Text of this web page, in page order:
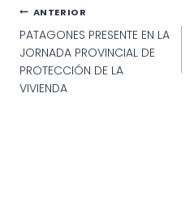
IGARZÁBAL
IGARZÁBAL
Navegación
de
entradas
ANTERIOR
PATAGONES PRESENTE EN LA
JORNADA PROVINCIAL DE
PROTECCIÓN DE LA
VIVIENDA